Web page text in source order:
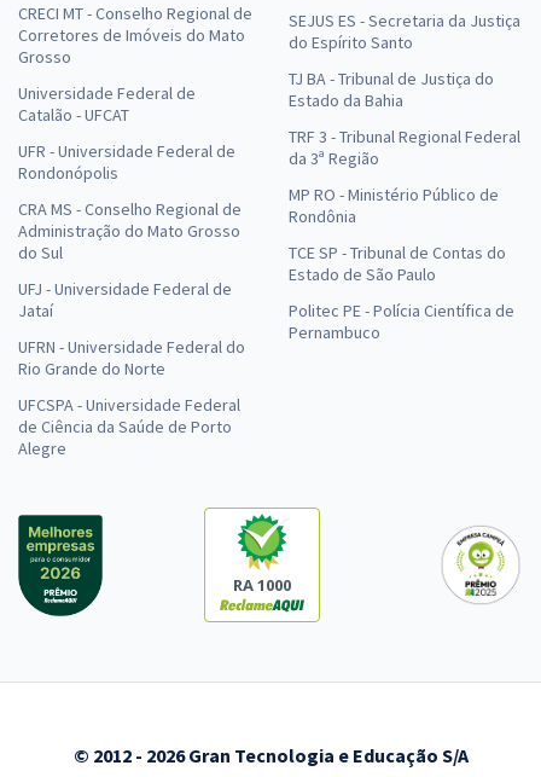
CRECI MT - Conselho Regional de
Corretores de Imóveis do Mato
Grosso
Universidade Federal de
Catalão - UFCAT
UFR - Universidade Federal de
Rondonópolis
CRA MS - Conselho Regional de
Administração do Mato Grosso
do Sul
UFJ - Universidade Federal de
Jataí
UFRN - Universidade Federal do
Rio Grande do Norte
UFCSPA - Universidade Federal
de Ciência da Saúde de Porto
Alegre
SEJUS ES - Secretaria da Justiça
do Espírito Santo
TJ BA - Tribunal de Justiça do
Estado da Bahia
TRF 3 - Tribunal Regional Federal
da 3ª Região
MP RO - Ministério Público de
Rondônia
TCE SP - Tribunal de Contas do
Estado de São Paulo
Politec PE - Polícia Científica de
Pernambuco
RA 1000
© 2012 - 2026 Gran Tecnologia e Educação S/A